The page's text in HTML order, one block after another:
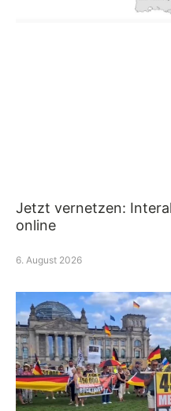
Jetzt vernetzen:
online
6. August 2026